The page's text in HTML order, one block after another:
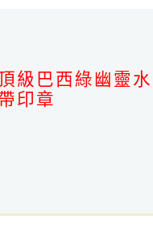
級巴西綠幽靈
印章